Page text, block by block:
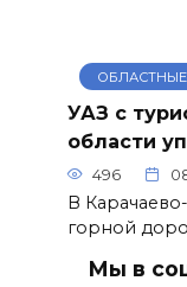
УАЗ с
области
496
В
горной
Мы в